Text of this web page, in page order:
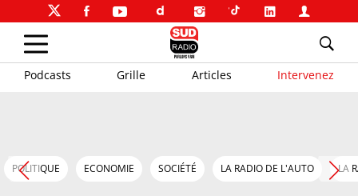
Podcasts Grille Articles Intervenez
POLITIQUE ECONOMIE SOCIÉTÉ LA RADIO DE L'AUTO LA